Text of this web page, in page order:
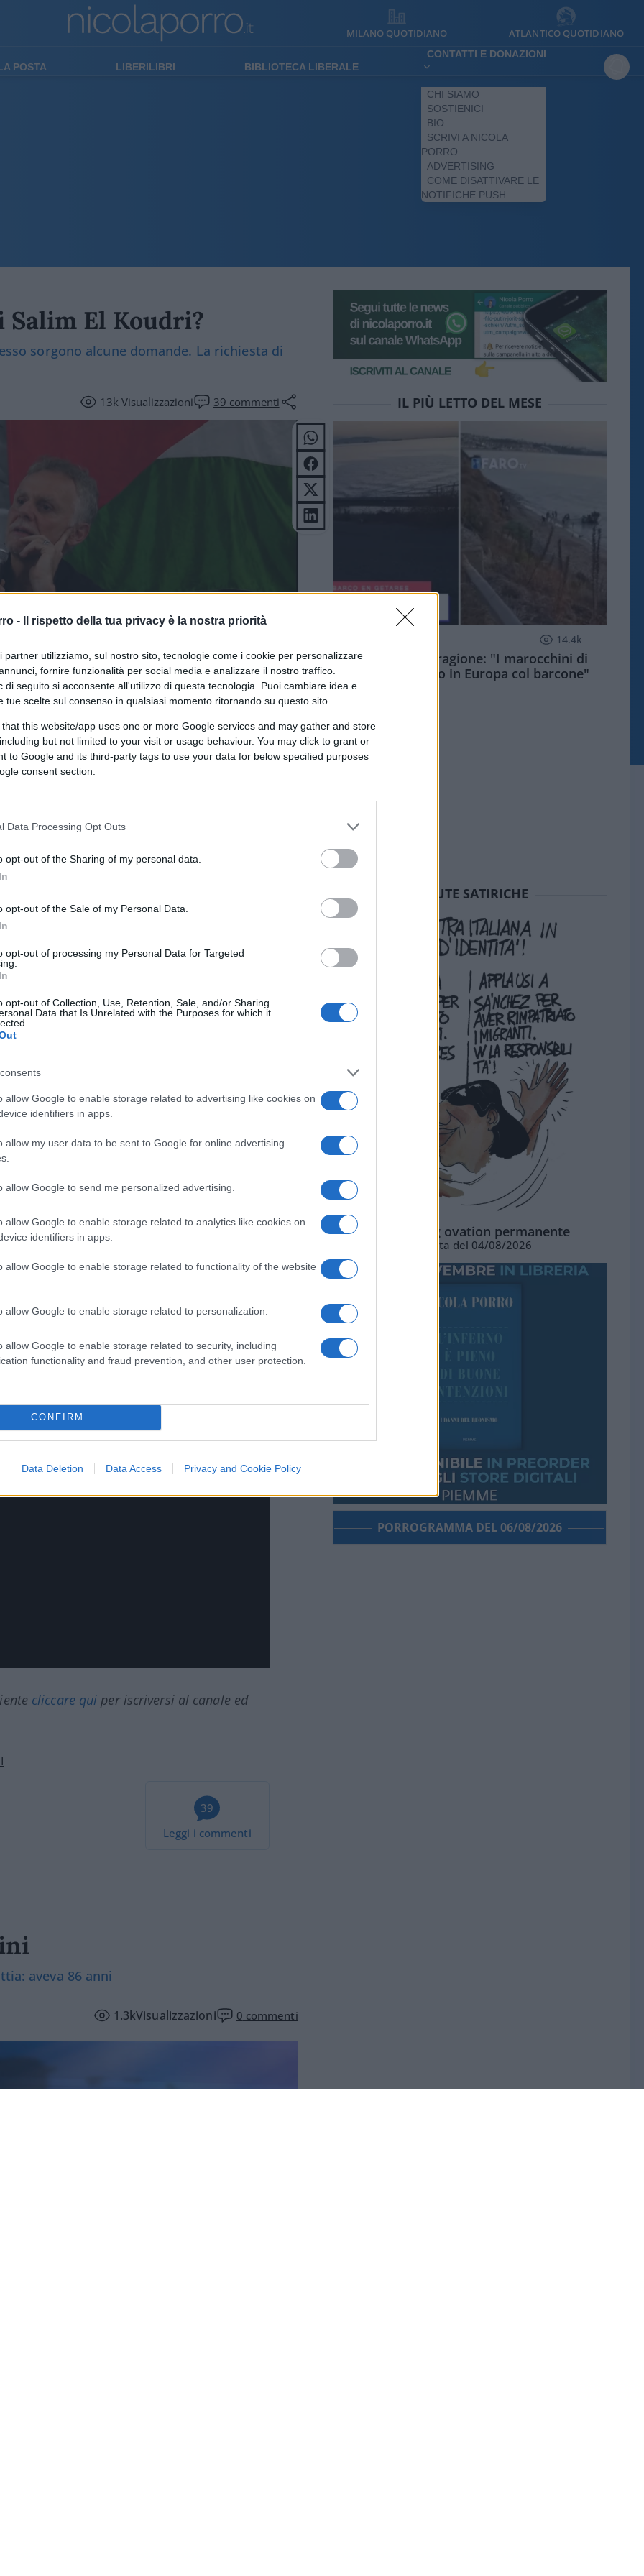
- Il rispetto della tua privacy è la nostra priorità
partner utilizziamo, sul nostro sito, tecnologie come i cookie per personalizzare
fornire funzionalità per social media e analizzare il nostro traffico.
di seguito si acconsente all'utilizzo di questa tecnologia. Puoi cambiare idea e
tue scelte sul consenso in qualsiasi momento ritornando su questo sito
that this website/app uses one or more Google services and may gather and store
but not limited to your visit or usage behaviour. You may click to grant or
to Google and its third-party tags to use your data for below specified purposes
consent section.
Data Processing Opt Outs
opt-out of the Sharing of my personal data.
opt-out of the Sale of my Personal Data.
opt-out of processing my Personal Data for Targeted
opt-out of Collection, Use, Retention, Sale, and/or Sharing
Data that Is Unrelated with the Purposes for which it
allow Google to enable storage related to advertising like cookies on
identifiers in apps.
allow my user data to be sent to Google for online advertising
allow Google to send me personalized advertising.
allow Google to enable storage related to analytics like cookies on
identifiers in apps.
allow Google to enable storage related to functionality of the website
allow Google to enable storage related to personalization.
allow Google to enable storage related to security, including
functionality and fraud prevention, and other user protection.
CONFIRM
Data Deletion Data Access Privacy and Cookie Policy
MILANO QUOTIDIANO ATLANTICO QUOTIDIANO
POSTA LIBERILIBRI BIBLIOTECA LIBERALE
CONTATTI E DONAZIONI
CHI SIAMO
SOSTIENICI
BIO
SCRIVI A NICOLA
PORRO
ADVERTISING
COME DISATTIVARE LE
NOTIFICHE PUSH
Salim El Koudri?
sorgono alcune domande. La richiesta di
13kVisualizzazioni 39 commenti
El Koudri
l’avvocato d’ufficio di El Koudri.
la sua “pazzia”. Almeno così
dichiarato dal Gip che l’ha esclusa. E
Già, perché il suo ruolo fa sorgere
in favore della Palestina e per le
ha firmato un esposto alla Corte Penale
suoi ministri per complicità in crimini
l’avvocato è conosciuto per aver difeso
Paese di fare parte di una rete di
del collegio di difesa
un membro importante ed essenziale per
Hamas. Sì, il gruppo terroristico.
palestinese
di difensore, ma è giusto mettere a
procedimenti. Vi fidereste delle richieste
cliccare qui per iscriversi al canale ed
39
Leggi i commenti
aveva 86 anni
1.3kVisualizzazioni 0 commenti
IL PIÙ LETTO DEL MESE
14.4k
Meloni aveva ragione: "I marocchini di
Ceuta sbarcano in Europa col barcone"
SEDUTE SATIRICHE
La standing ovation permanente
Vignetta del 04/08/2026
PORROGRAMMA DEL 06/08/2026